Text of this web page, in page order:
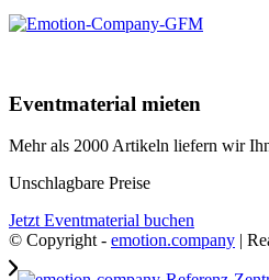
Eventmaterial mieten
Mehr als 2000 Artikeln liefern wir
Unschlagbare Preise
Jetzt Eventmaterial buchen
© Copyright - emotion.company |